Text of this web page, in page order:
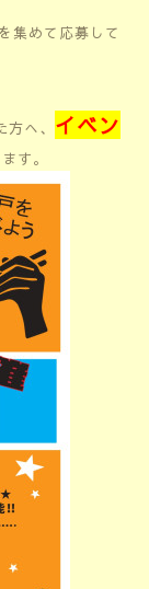
集めて応募して
へ、 イベン
す。